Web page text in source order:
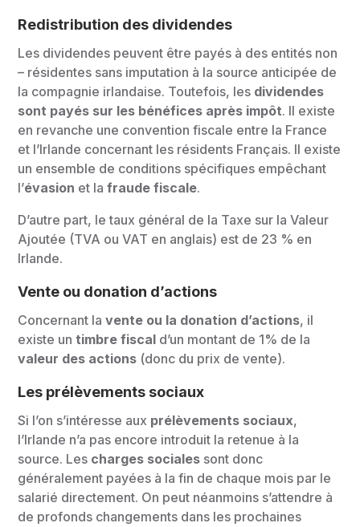
Redistribution des dividendes
Les dividendes peuvent être payés à des entités non
– résidentes sans imputation à la source anticipée de
la compagnie irlandaise. Toutefois, les dividendes
sont payés sur les bénéfices après impôt. Il existe
en revanche une convention fiscale entre la France
et l’Irlande concernant les résidents Français. Il existe
un ensemble de conditions spécifiques empêchant
l’évasion et lafraude fiscale.
D’autre part, le taux général de la Taxe sur la Valeur
Ajoutée (TVA ou VAT en anglais) est de 23 % en
Irlande.
Vente ou donation d’actions
Concernant lavente ou la donation d’actions, il
existe un timbre fiscal d’un montant de 1% de la
valeur des actions (donc du prix de vente).
Les prélèvements sociaux
Si l’on s’intéresse aux prélèvements sociaux,
l’Irlande n’a pas encore introduit la retenue à la
source. Les charges sociales sont donc
généralement payées à la fin de chaque mois par le
salarié directement. On peut néanmoins s’attendre à
de profonds changements dans les prochaines